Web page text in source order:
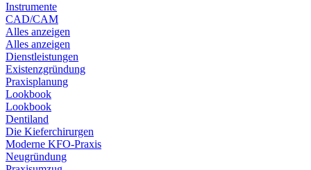
Instrumente
CAD/CAM
Alles anzeigen
Alles anzeigen
Dienstleistungen
Existenzgründung
Praxisplanung
Lookbook
Lookbook
Dentiland
Die Kieferchirurgen
Moderne KFO-Praxis
Neugründung